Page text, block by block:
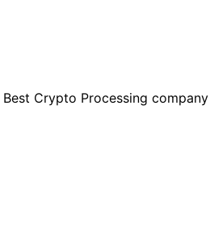
Crypto Processing company